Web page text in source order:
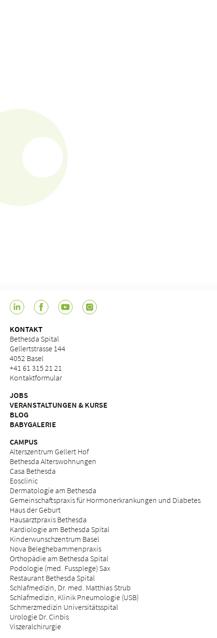
KONTAKT
Bethesda Spital
Gellertstrasse 144
4052 Basel
+41 61 315 21 21
Kontaktformular
JOBS
VERANSTALTUNGEN & KURSE
BLOG
BABYGALERIE
CAMPUS
Alterszentrum Gellert Hof
Bethesda Alterswohnungen
Casa Bethesda
Eosclinic
Dermatologie am Bethesda
Gemeinschaftspraxis für Hormonerkrankungen und Diabetes
Haus der Geburt
Hausarztpraxis Bethesda
Kardiologie am Bethesda Spital
Kinderwunschzentrum Basel
Nova Beleghebammenpraxis
Orthopädie am Bethesda Spital
Podologie (med. Fussplege) Sax
Restaurant Bethesda Spital
Schlafmedizin, Dr. med. Matthias Strub
Schlafmedizin, Klinik Pneumologie (USB)
Schmerzmedizin Universitätsspital
Urologie Dr. Cinbis
Viszeralchirurgie